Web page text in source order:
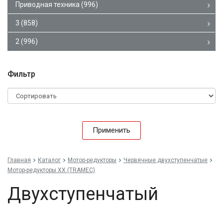
Приводная техника (996)
3 (858)
2 (996)
Фильтр
Применить
Главная Каталог Мотор-редукторы
Червячные двухступенчатые
Мотор-редукторы XX (TRAMEC)
Двухступенчатый